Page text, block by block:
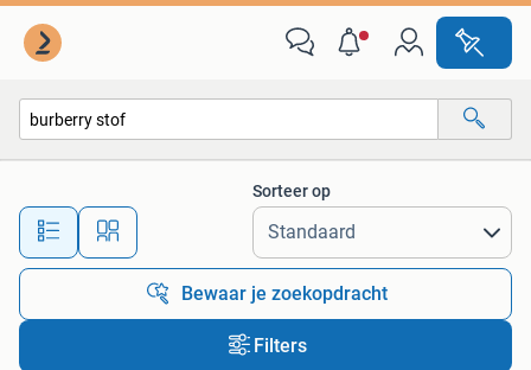
Alle afstanden…
Sorteer op
Bewaar je zoekopdracht
Filters